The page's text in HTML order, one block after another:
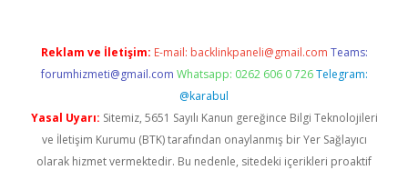
Reklam ve İletişim: E-mail: backlinkpaneli@gmail.com Teams:
forumhizmeti@gmail.com Whatsapp: 0262 606 0 726 Telegram:
@karabul
Yasal Uyarı: Sitemiz, 5651 Sayılı Kanun gereğince Bilgi Teknolojileri
ve İletişim Kurumu (BTK) tarafından onaylanmış bir Yer Sağlayıcı
olarak hizmet vermektedir. Bu nedenle, sitedeki içerikleri proaktif